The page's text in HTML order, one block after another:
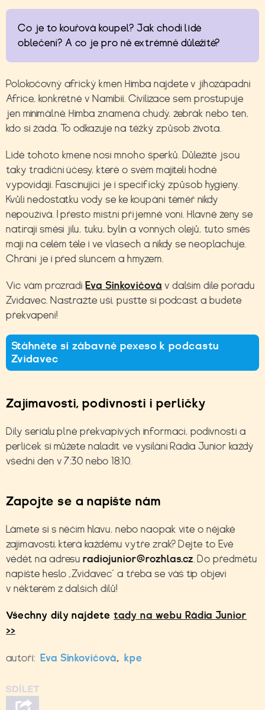
Co je to kouřová koupel? Jak chodí lidé
oblečení? A co je pro ně extrémně důležité?
Polokočovný africký kmen Himba najdete v jihozápadní
Africe, konkrétně v Namibii. Civilizace sem prostupuje
jen minimálně. Himba znamená chudý, žebrák nebo ten,
kdo si žádá. To odkazuje na těžký způsob života.
Lidé tohoto kmene nosí mnoho šperků. Důležité jsou
taky tradiční účesy, které o svém majiteli hodně
vypovídají. Fascinující je i specifický způsob hygieny.
Kvůli nedostatku vody se ke koupání téměř nikdy
nepoužívá. I přesto místní příjemně voní. Hlavně ženy se
natírají směsí jílu, tuku, bylin a vonných olejů, tuto směs
mají na celém těle i ve vlasech a nikdy se neoplachuje.
Chrání je i před sluncem a hmyzem.
Víc vám prozradíEva Sinkovičová v dalším díle pořadu
Zvídavec. Nastražte uši, pusťte si podcast a budete
překvapení!
Stáhněte si zábavné pexeso k podcastu
Zvídavec
Zajímavosti, podivnosti i perličky
Díly seriálu plné překvapivých informací, podivností a
perliček si můžete naladit ve vysílání Rádia Junior každý
všední den v 7:30 nebo 18:10.
Zapojte se a napište nám
Lámete si s něčím hlavu, nebo naopak víte o nějaké
zajímavosti, která každému vytře zrak? Dejte to Evě
vědět na adresu radiojunior@rozhlas.cz. Do předmětu
napište heslo „Zvídavec“ a třeba se váš tip objeví
v některém z dalších dílů!
Všechny díly najdetetady na webu Rádia Junior
>>
autoři: Eva Sinkovičová, kpe